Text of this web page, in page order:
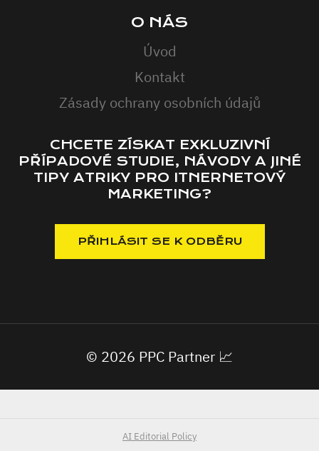
O NÁS
Úvod
Kontakt
Zásady ochrany osobních údajů
CHCETE ZÍSKAT EXKLUZIVNÍ
PŘÍPADOVÉ STUDIE, NÁVODY A JINÉ
TIPY ATRIKY PRO ITNERNETOVÝ
MARKETING?
© 2026 PPC Partner 📈
AI Editorial Policy